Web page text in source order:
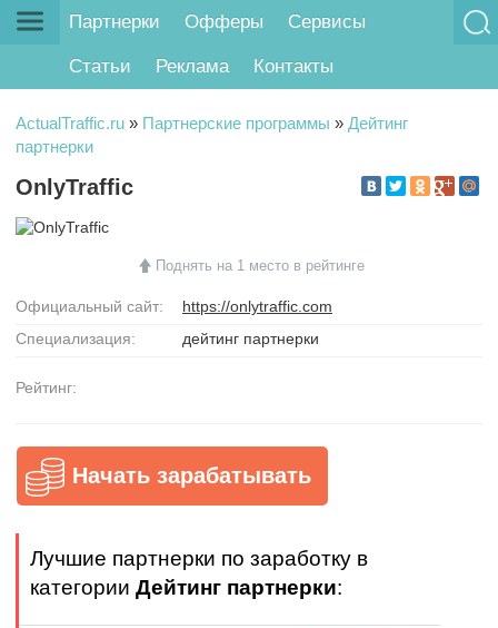
Партнерки Офферы Сервисы
Статьи Реклама Контакты
ActualTraffic.ru » Партнерские программы » Дейтинг
партнерки
OnlyTraffic
Поднять на 1 место в рейтинге
Официальный сайт:
https://onlytraffic.com
Специализация:
дейтинг партнерки
Рейтинг:
Начать зарабатывать
Лучшие партнерки по заработку в
категории Дейтинг партнерки: